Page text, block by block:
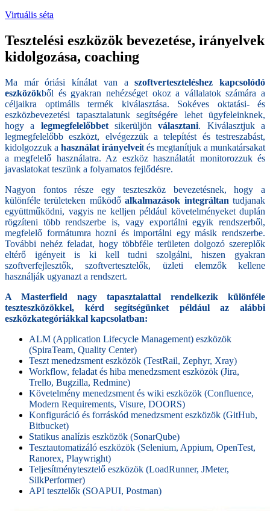
Virtuális séta
Tesztelési eszközök bevezetése, irányelvek
kidolgozása, coaching
Ma már óriási kínálat van aszoftverteszteléshez kapcsolódó
eszközökből és gyakran nehézséget okoz a vállalatok számára a
céljaikra optimális termék kiválasztása. Sokéves oktatási- és
eszközbevezetési tapasztalatunk segítségére lehet ügyfeleinknek,
hogy a legmegfelelőbbetsikerüljönválasztani. Kiválasztjuk a
legmegfelelőbb eszközt, elvégezzük a telepítést és testreszabást,
kidolgozzuk a használat irányelveit és megtanítjuk a munkatársakat
a megfelelő használatra. Az eszköz használatát monitorozzuk és
javaslatokat teszünk a folyamatos fejlődésre.
Nagyon fontos része egy teszteszköz bevezetésnek, hogy a
különféle területeken működőalkalmazások integráltan tudjanak
együttműködni, vagyis ne kelljen például követelményeket duplán
rögzíteni több rendszerbe is, vagy exportálni egyik rendszerből,
megfelelő formátumra hozni és importálni egy másik rendszerbe.
További nehéz feladat, hogy többféle területen dolgozó szereplők
eltérő igényeit is ki kell tudni szolgálni, hiszen gyakran
szoftverfejlesztők, szoftvertesztelők, üzleti elemzők kellene
használják ugyanazt a rendszert.
A Masterfield nagy tapasztalattal rendelkezik különféle
teszteszközökkel, kérd segítségünket például az alábbi
eszközkategóriákkal kapcsolatban:
ALM (Application Lifecycle Management) eszközök
(SpiraTeam, Quality Center)
Teszt menedzsment eszközök (TestRail, Zephyr, Xray)
Workflow, feladat és hiba menedzsment eszközök (Jira,
Trello, Bugzilla, Redmine)
Követelmény menedzsment és wiki eszközök (Confluence,
Modern Requirements, Visure, DOORS)
Konfiguráció és forráskód menedzsment eszközök (GitHub,
Bitbucket)
Statikus analízis eszközök (SonarQube)
Tesztautomatizáló eszközök (Selenium, Appium, OpenTest,
Ranorex, Playwright)
Teljesítménytesztelő eszközök (LoadRunner, JMeter,
SilkPerformer)
API tesztelők (SOAPUI, Postman)